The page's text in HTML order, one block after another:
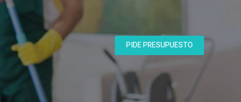
PIDE PRESUPUESTO